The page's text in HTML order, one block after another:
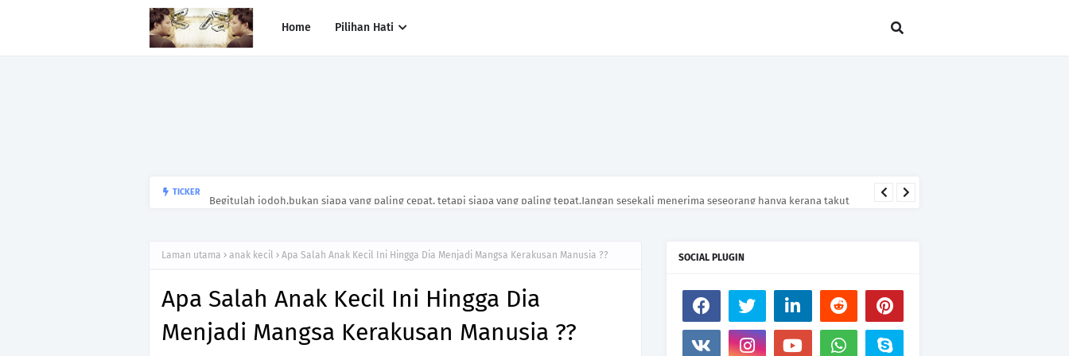
Home Pilihan Hati
TICKER
Laman utama anak kecil Apa Salah Anak Kecil Ini Hingga Dia Menjadi Mangsa Kerakusan Manusia ??
Apa Salah Anak Kecil Ini Hingga Dia
Menjadi Mangsa Kerakusan Manusia ??
SOCIAL PLUGIN